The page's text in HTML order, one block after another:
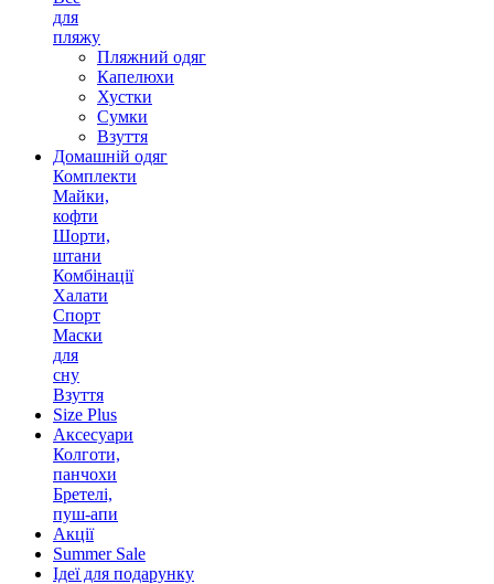
для
пляжу
Пляжний одяг
Капелюхи
Хустки
Сумки
Взуття
Домашній одяг
Комплекти
Майки,
кофти
Шорти,
штани
Комбінації
Халати
Спорт
Маски
для
сну
Взуття
Size Plus
Аксесуари
Колготи,
панчохи
Бретелі,
пуш-апи
Акції
Summer Sale
Ідеї для подарунку